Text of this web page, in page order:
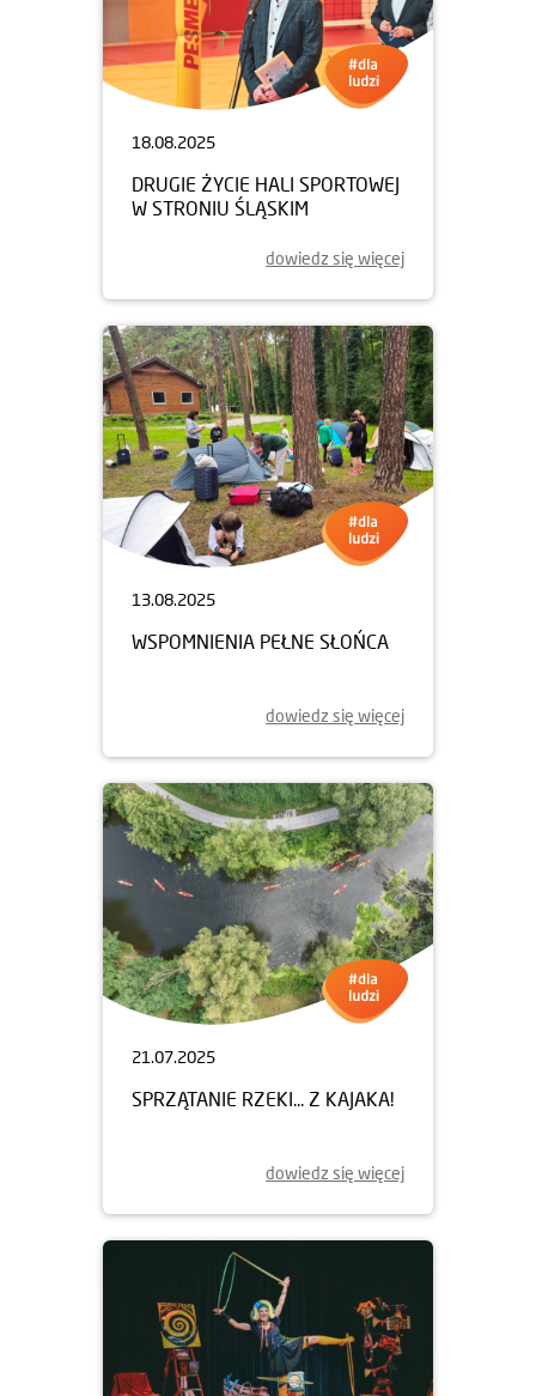
02.09.2025
BIEG PO ZDROWIE PO RAZ
CZWARTY
18.08.2025
DRUGIE ŻYCIE HALI SPORTOWEJ
W STRONIU ŚLĄSKIM
13.08.2025
WSPOMNIENIA PEŁNE SŁOŃCA
21.07.2025